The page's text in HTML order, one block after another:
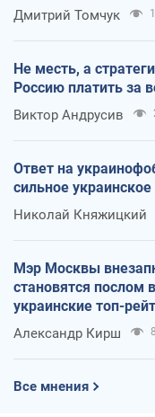
Дмитрий Томчук
Не месть, а
Россию платить за
Виктор Андрусив
Ответ на
сильное украинское
Николай Княжицкий
Мэр Москвы
становятся
украинские топ-
Александр Кирш
Все мнения